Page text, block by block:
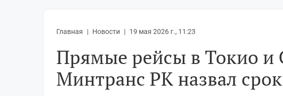
Главная Новости 19 мая 2026 г., 11:23
Прямые рейсы в Токио
Минтранс РК назвал